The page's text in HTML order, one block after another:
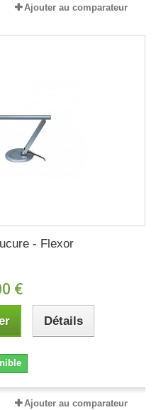
Ajouter au comparateur
- Flexor
€
Détails
Ajouter au comparateur